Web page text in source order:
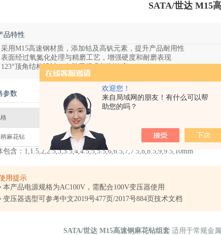
欢迎您！
来自局域网的朋友！有什么可以帮
助您的吗？
SATA/世达 M15
品特性
采用M15高速钢材质，添加钴及高钒元素，提升产品耐用性
表面经过氧氮化处理与精磨工艺，增强硬度和耐磨表现
123°顶角结构设计，有助于提升切削效率
参数
麻花钻
包含：1,1.5,2,2.5,3,3.5,4,4.5,5,5.5,6,6.5,7,7.5,8,8.5,9,9.5,10mm
用提示
本产品电源规格为AC100V，需配合100V变压器使用
变压器选型可参考中文2019号477页/2017号884页技术文档
SATA/世达 M15高速钢麻花钻组套 适用于常规金